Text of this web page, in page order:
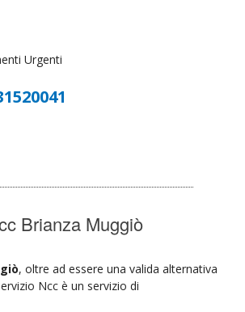
Urgenti
Brianza Muggiò
, oltre ad essere una valida alternativa
Ncc è un servizio di